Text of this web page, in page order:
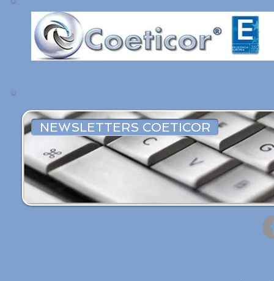
NEWSLETTERS COETICOR